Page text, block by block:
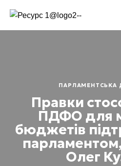
ПАРЛАМЕНТСЬКА
Правки
ПДФО для
бюджетів
Олег